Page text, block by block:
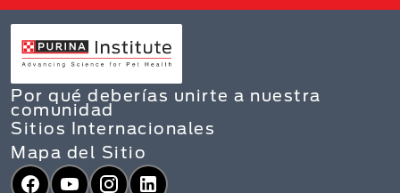
Por qué deberías unirte a nuestra
comunidad
Sitios Internacionales
Mapa del Sitio
Facebook
YouTubeInstagram
LinkedIn